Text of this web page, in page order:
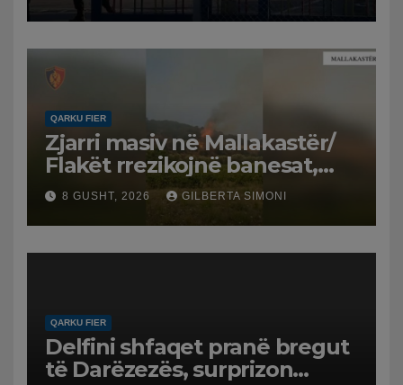
QARKU FIER
Zjarri masiv në Mallakastër/
Flakët rrezikojnë banesat,
Policia evakuon disa familje
në Koilac
8 GUSHT, 2026 GILBERTA SIMONI
QARKU FIER
Delfini shfaqet pranë bregut
të Darëzezës, surprizon